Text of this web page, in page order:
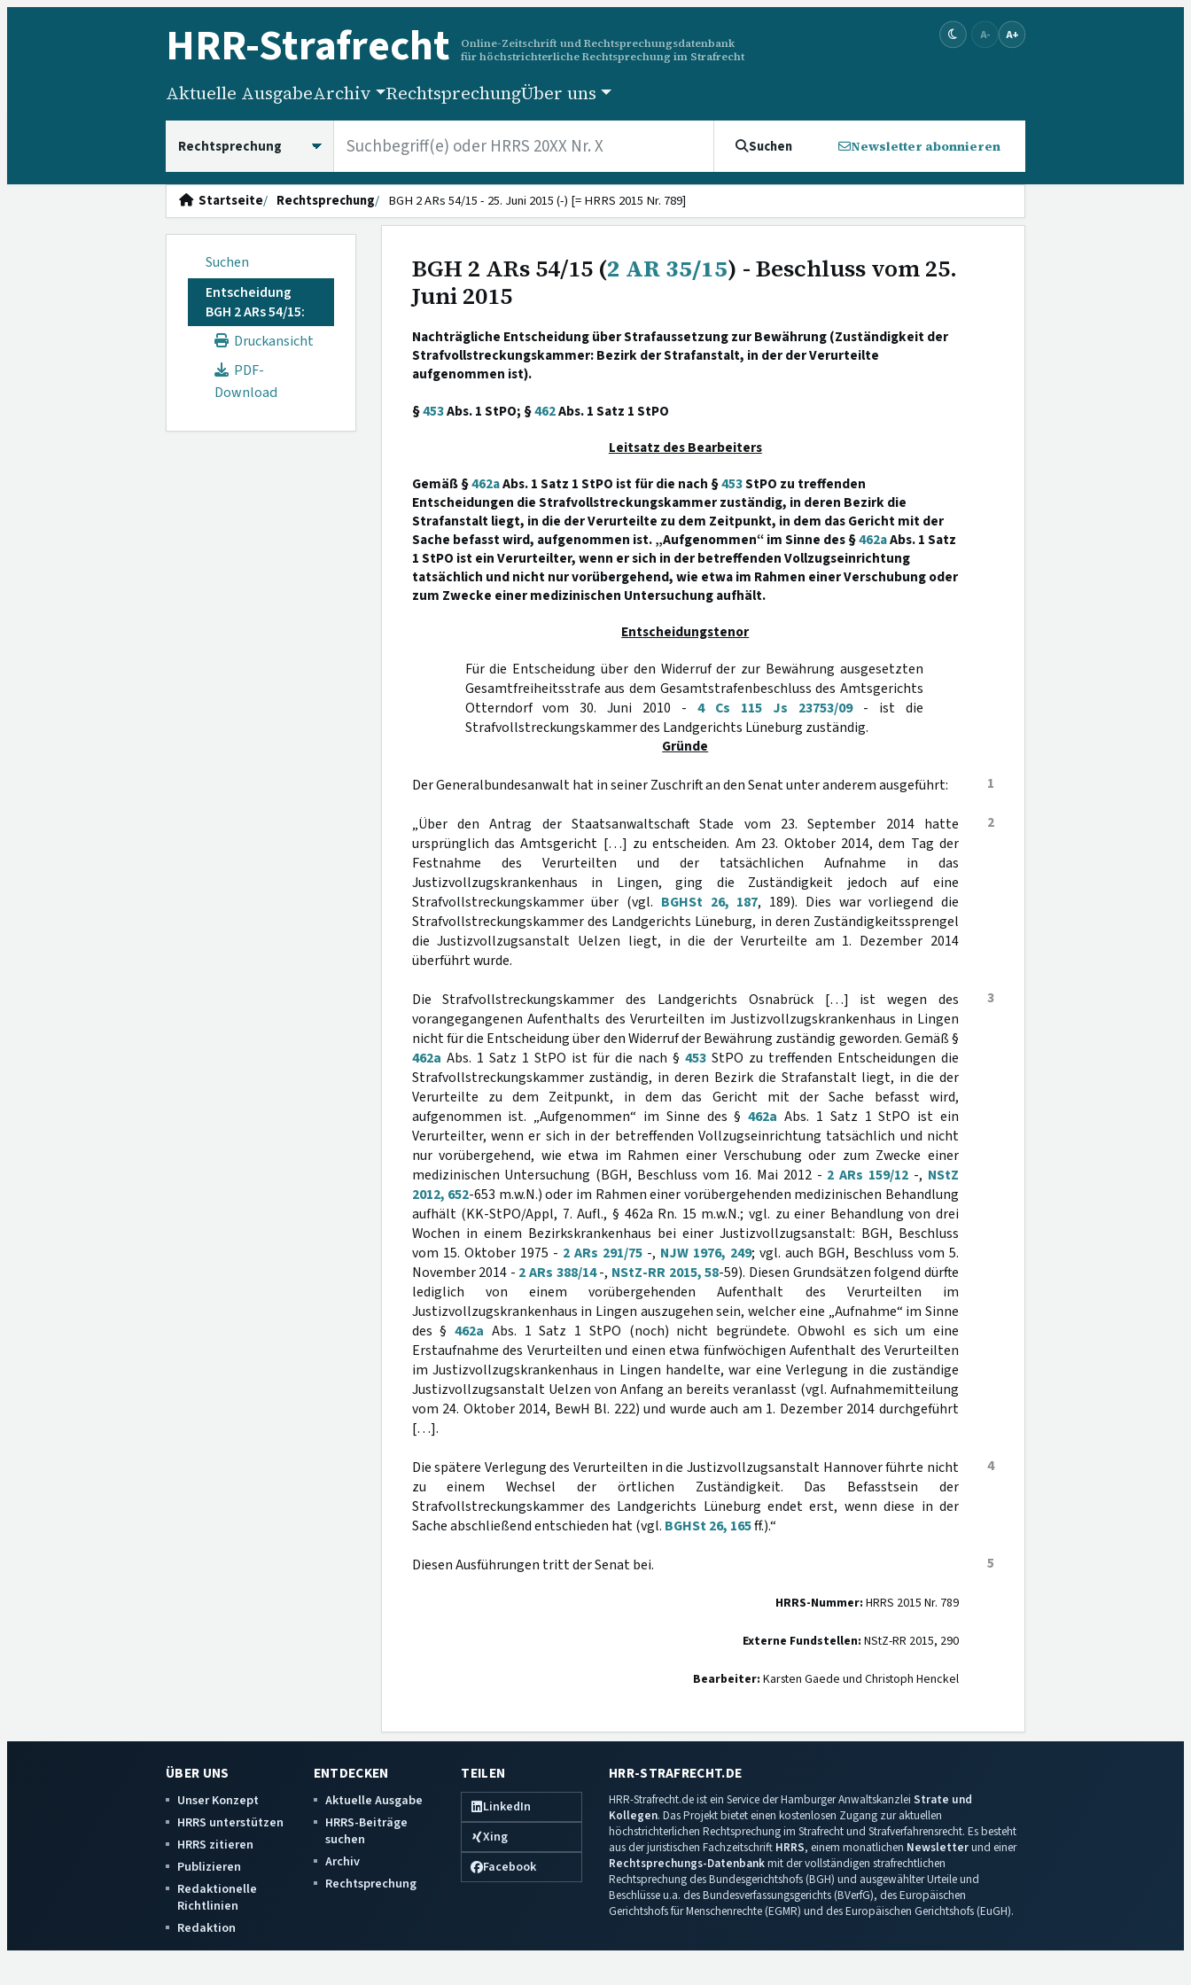
HRR-Strafrecht
Online-Zeitschrift und Rechtsprechungsdatenbank
für höchstrichterliche Rechtsprechung im Strafrecht
A- A+
Aktuelle AusgabeArchiv RechtsprechungÜber uns
Suchen Newsletter abonnieren
Startseite Rechtsprechung BGH 2 ARs 54/15 - 25. Juni 2015 (-) [= HRRS 2015 Nr. 789]
Suchen
Entscheidung
BGH 2 ARs 54/15:
Druckansicht
PDF-
Download
BGH 2 ARs 54/15 (2 AR 35/15) - Beschluss vom 25.
Juni 2015
Nachträgliche Entscheidung über Strafaussetzung zur Bewährung (Zuständigkeit der
Strafvollstreckungskammer: Bezirk der Strafanstalt, in der der Verurteilte
aufgenommen ist).
§453Abs. 1 StPO; §462Abs. 1 Satz 1 StPO
Leitsatz des Bearbeiters
Gemäß §462aAbs. 1 Satz 1 StPO ist für die nach §453StPO zu treffenden
Entscheidungen die Strafvollstreckungskammer zuständig, in deren Bezirk die
Strafanstalt liegt, in die der Verurteilte zu dem Zeitpunkt, in dem das Gericht mit der
Sache befasst wird, aufgenommen ist. „Aufgenommen“ im Sinne des §462aAbs. 1 Satz
1 StPO ist ein Verurteilter, wenn er sich in der betreffenden Vollzugseinrichtung
tatsächlich und nicht nur vorübergehend, wie etwa im Rahmen einer Verschubung oder
zum Zwecke einer medizinischen Untersuchung aufhält.
Entscheidungstenor
Für die Entscheidung über den Widerruf der zur Bewährung ausgesetzten
Gesamtfreiheitsstrafe aus dem Gesamtstrafenbeschluss des Amtsgerichts
Otterndorf vom 30. Juni 2010 -4 Cs 115 Js 23753/09- ist die
Strafvollstreckungskammer des Landgerichts Lüneburg zuständig.
Gründe
1
Der Generalbundesanwalt hat in seiner Zuschrift an den Senat unter anderem ausgeführt:
2
„Über den Antrag der Staatsanwaltschaft Stade vom 23. September 2014 hatte
ursprünglich das Amtsgericht […] zu entscheiden. Am 23. Oktober 2014, dem Tag der
Festnahme des Verurteilten und der tatsächlichen Aufnahme in das
Justizvollzugskrankenhaus in Lingen, ging die Zuständigkeit jedoch auf eine
Strafvollstreckungskammer über (vgl. BGHSt 26, 187, 189). Dies war vorliegend die
Strafvollstreckungskammer des Landgerichts Lüneburg, in deren Zuständigkeitssprengel
die Justizvollzugsanstalt Uelzen liegt, in die der Verurteilte am 1. Dezember 2014
überführt wurde.
3
Die Strafvollstreckungskammer des Landgerichts Osnabrück […] ist wegen des
vorangegangenen Aufenthalts des Verurteilten im Justizvollzugskrankenhaus in Lingen
nicht für die Entscheidung über den Widerruf der Bewährung zuständig geworden. Gemäß §
462a Abs. 1 Satz 1 StPO ist für die nach § 453StPO zu treffenden Entscheidungen die
Strafvollstreckungskammer zuständig, in deren Bezirk die Strafanstalt liegt, in die der
Verurteilte zu dem Zeitpunkt, in dem das Gericht mit der Sache befasst wird,
aufgenommen ist. „Aufgenommen“ im Sinne des §462a Abs. 1 Satz 1 StPO ist ein
Verurteilter, wenn er sich in der betreffenden Vollzugseinrichtung tatsächlich und nicht
nur vorübergehend, wie etwa im Rahmen einer Verschubung oder zum Zwecke einer
medizinischen Untersuchung (BGH, Beschluss vom 16. Mai 2012 - 2 ARs 159/12 -, NStZ
2012, 652-653 m.w.N.) oder im Rahmen einer vorübergehenden medizinischen Behandlung
aufhält (KK-StPO/Appl, 7. Aufl., § 462a Rn. 15 m.w.N.; vgl. zu einer Behandlung von drei
Wochen in einem Bezirkskrankenhaus bei einer Justizvollzugsanstalt: BGH, Beschluss
vom 15. Oktober 1975 - 2 ARs 291/75-, NJW 1976, 249; vgl. auch BGH, Beschluss vom 5.
November 2014 - 2 ARs 388/14-, NStZ-RR 2015, 58-59). Diesen Grundsätzen folgend dürfte
lediglich von einem vorübergehenden Aufenthalt des Verurteilten im
Justizvollzugskrankenhaus in Lingen auszugehen sein, welcher eine „Aufnahme“ im Sinne
des §462a Abs. 1 Satz 1 StPO (noch) nicht begründete. Obwohl es sich um eine
Erstaufnahme des Verurteilten und einen etwa fünfwöchigen Aufenthalt des Verurteilten
im Justizvollzugskrankenhaus in Lingen handelte, war eine Verlegung in die zuständige
Justizvollzugsanstalt Uelzen von Anfang an bereits veranlasst (vgl. Aufnahmemitteilung
vom 24. Oktober 2014, BewH Bl. 222) und wurde auch am 1. Dezember 2014 durchgeführt
[…].
4
Die spätere Verlegung des Verurteilten in die Justizvollzugsanstalt Hannover führte nicht
zu einem Wechsel der örtlichen Zuständigkeit. Das Befasstsein der
Strafvollstreckungskammer des Landgerichts Lüneburg endet erst, wenn diese in der
Sache abschließend entschieden hat (vgl. BGHSt 26, 165ff.).“
5
Diesen Ausführungen tritt der Senat bei.
HRRS-Nummer: HRRS 2015 Nr. 789
Externe Fundstellen: NStZ-RR 2015, 290
Bearbeiter: Karsten Gaede und Christoph Henckel
ÜBER UNS
Unser Konzept
HRRS unterstützen
HRRS zitieren
Publizieren
Redaktionelle
Richtlinien
Redaktion
ENTDECKEN
Aktuelle Ausgabe
HRRS-Beiträge
suchen
Archiv
Rechtsprechung
TEILEN
LinkedIn
Xing
Facebook
HRR-STRAFRECHT.DE
HRR-Strafrecht.de ist ein Service der Hamburger Anwaltskanzlei Strate und
Kollegen. Das Projekt bietet einen kostenlosen Zugang zur aktuellen
höchstrichterlichen Rechtsprechung im Strafrecht und Strafverfahrensrecht. Es besteht
aus der juristischen Fachzeitschrift HRRS, einem monatlichen Newsletterund einer
Rechtsprechungs-Datenbankmit der vollständigen strafrechtlichen
Rechtsprechung des Bundesgerichtshofs (BGH) und ausgewählter Urteile und
Beschlüsse u.a. des Bundesverfassungsgerichts (BVerfG), des Europäischen
Gerichtshofs für Menschenrechte (EGMR) und des Europäischen Gerichtshofs (EuGH).